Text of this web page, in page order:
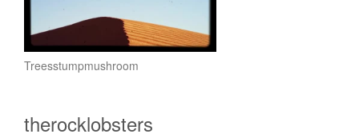
Treesstumpmushroom
therocklobsters